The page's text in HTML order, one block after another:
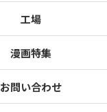
工場
漫画特集
お問い合わせ